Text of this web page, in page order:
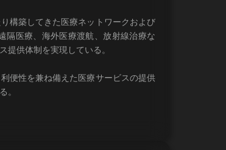
構築してきた医療ネットワークおよび
隔医療、海外医療渡航、放射線治療な
供体制を実現している。
便性を兼ね備えた医療サービスの提供
。